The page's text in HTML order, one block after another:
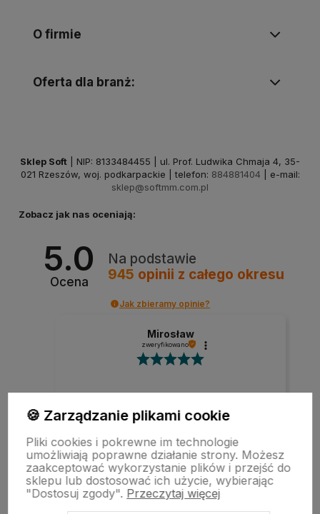
O firmie
Oferta dla branż:
Sklep Soft | NIP: 8133484455 | ul. Prof. Ludwika Chmaja 4, 35-
021 Rzeszów, woj. podkarpackie | telefon: 884881404 | e-mail:
sklep@softmm.com.pl
Zobacz jak nas oceniają:
5.0
Ocena
Na podstawie
945 opinii z całego okresu
Jak zbieramy opinie?
Mirosław
zweryfikowano
Szybka realizacja zamówienia.
w tym miesiącu
zebranych i zweryfikowanych przez
🍪 Zarządzanie plikami cookie
Pliki cookies i pokrewne im technologie
umożliwiają poprawne działanie strony. Możesz
zaakceptować wykorzystanie plików i przejść do
sklepu lub dostosować ich użycie, wybierając
"Dostosuj zgody". Przeczytaj więcej